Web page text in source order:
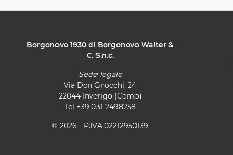
Borgonovo 1930 di Borgonovo Walter &
C. S.n.c.
Sede legale
Via Don Gnocchi, 24
22044 Inverigo (Como)
Tel +39 031-2498258
© 2026 - P.IVA 02212950139